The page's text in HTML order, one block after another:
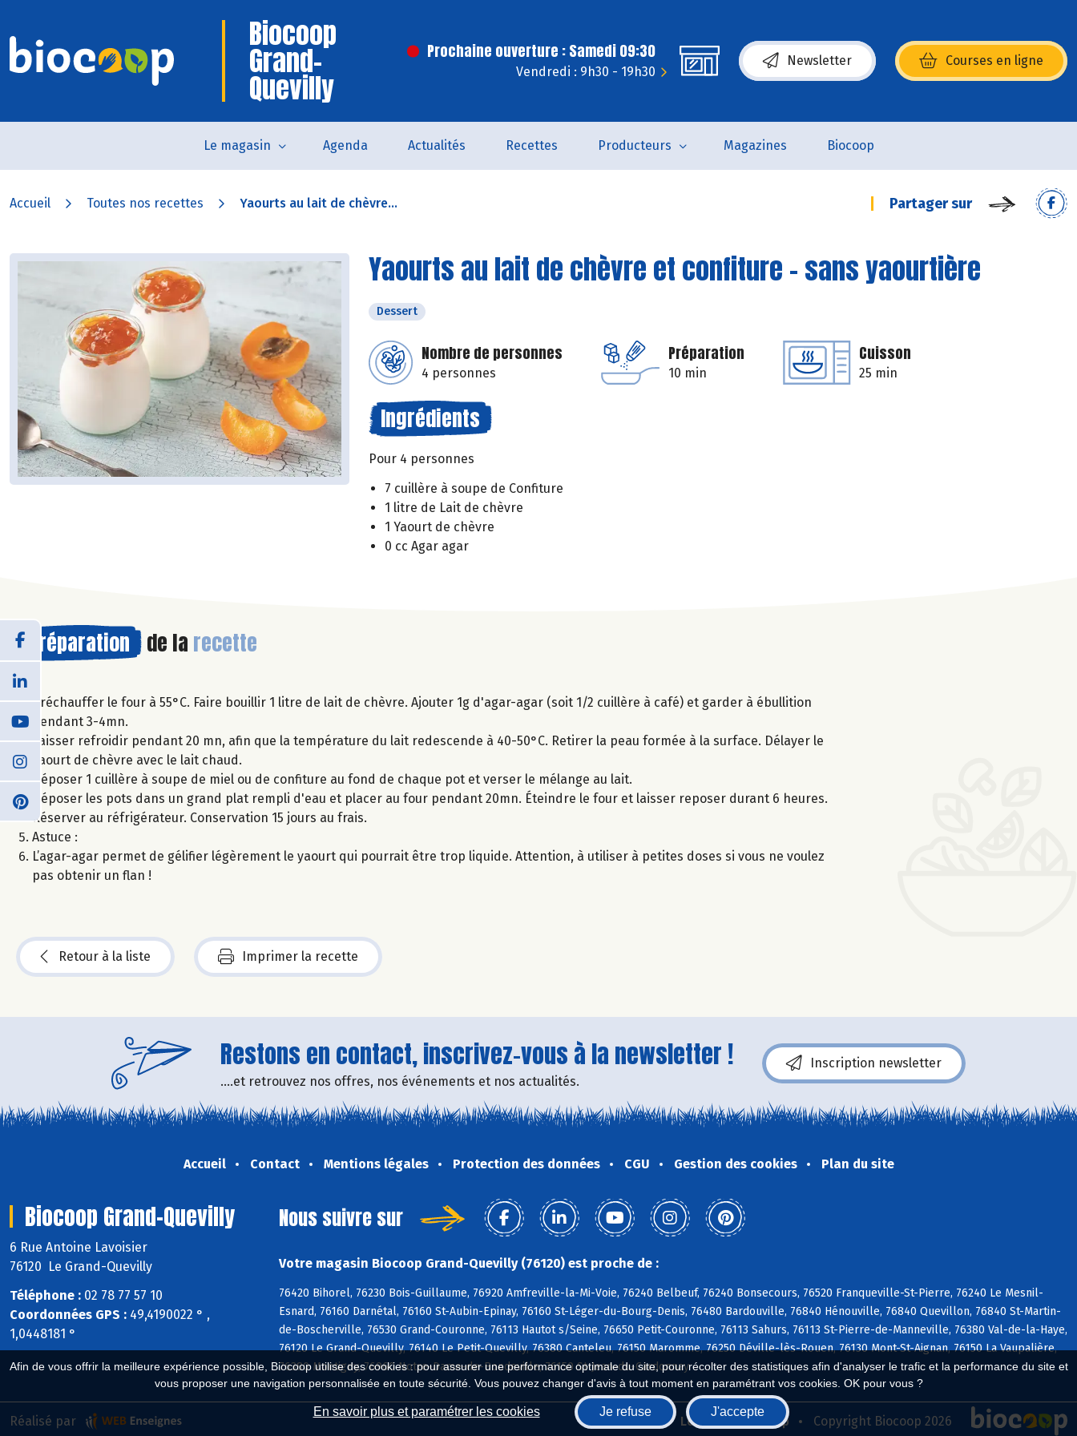
Afin de vous offrir la meilleure expérience possible, Biocoop utilise des cookies : pour assurer une performance optimale du site, pour récolter des statistiques afin d'analyser le trafic et la performance du site et
vous proposer une navigation personnalisée en toute sécurité. Vous pouvez changer d'avis à tout moment en paramétrant vos cookies. OK pour vous ?
En savoir plus et paramétrer les cookies Je refuse J'accepte
Biocoop
Grand-
Quevilly
Prochaine ouverture : Samedi 09:30
Vendredi : 9h30 - 19h30
Newsletter Courses en ligne
(s’ouvre dans une nouvelle fenêtre)
Le magasin Agenda Actualités Recettes Producteurs Magazines Biocoop
Accueil Toutes nos recettes Yaourts au lait de chèvre... Partager sur
Yaourts au lait de chèvre et confiture - sans yaourtière
Dessert
Nombre de personnes
4 personnes
Préparation
10 min
Cuisson
25 min
Ingrédients
Pour 4 personnes
7 cuillère à soupe de Confiture
1 litre de Lait de chèvre
1 Yaourt de chèvre
0 cc Agar agar
Préparation de la recette
Préchauffer le four à 55°C. Faire bouillir 1 litre de lait de chèvre. Ajouter 1g d'agar-agar (soit 1/2 cuillère à café) et garder à ébullition
pendant 3-4mn.
Laisser refroidir pendant 20 mn, afin que la température du lait redescende à 40-50°C. Retirer la peau formée à la surface. Délayer le
yaourt de chèvre avec le lait chaud.
Déposer 1 cuillère à soupe de miel ou de confiture au fond de chaque pot et verser le mélange au lait.
Déposer les pots dans un grand plat rempli d'eau et placer au four pendant 20mn. Éteindre le four et laisser reposer durant 6 heures.
Réserver au réfrigérateur. Conservation 15 jours au frais.
Astuce :
L’agar-agar permet de gélifier légèrement le yaourt qui pourrait être trop liquide. Attention, à utiliser à petites doses si vous ne voulez
pas obtenir un flan !
Retour à la liste Imprimer la recette
Restons en contact, inscrivez-vous à la newsletter !
....et retrouvez nos offres, nos événements et nos actualités.
Inscription newsletter
Accueil Contact Mentions légales Protection des données CGU Gestion des cookies Plan du site
Biocoop Grand-Quevilly
6 Rue Antoine Lavoisier
76120 Le Grand-Quevilly
Téléphone : 02 78 77 57 10
Coordonnées GPS : 49,4190022 ° ,
1,0448181 °
Nous suivre sur
Votre magasin Biocoop Grand-Quevilly (76120) est proche de :
76420 Bihorel, 76230 Bois-Guillaume, 76920 Amfreville-la-Mi-Voie, 76240 Belbeuf, 76240 Bonsecours, 76520 Franqueville-St-Pierre, 76240 Le Mesnil-
Esnard, 76160 Darnétal, 76160 St-Aubin-Epinay, 76160 St-Léger-du-Bourg-Denis, 76480 Bardouville, 76840 Hénouville, 76840 Quevillon, 76840 St-Martin-
de-Boscherville, 76530 Grand-Couronne, 76113 Hautot s/Seine, 76650 Petit-Couronne, 76113 Sahurs, 76113 St-Pierre-de-Manneville, 76380 Val-de-la-Haye,
76120 Le Grand-Quevilly, 76140 Le Petit-Quevilly, 76380 Canteleu, 76150 Maromme, 76250 Déville-lès-Rouen, 76130 Mont-St-Aignan, 76150 La Vaupalière,
76380 Montigny, 76960 Notre-Dame-de-Bondeville, 76150 St-Jean-du-Cardonnay
Biocoop.fr Le réseau Biocoop Copyright Biocoop 2026
Réalisé par